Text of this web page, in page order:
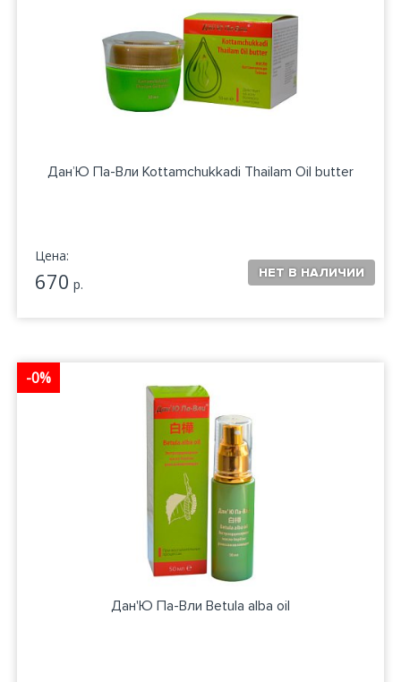
Дан’Ю Па-Вли Kottamchukkadi Thailam Oil butter
Цена:
670 р.
-0%
Дан'Ю Па-Вли Betula alba oil